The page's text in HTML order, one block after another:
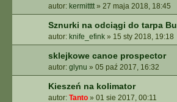
autor: kermitttt» 27 maja 2018, 18:45
Sznurki na odciągi do tarpa
autor: knife_efink » 15 sty 2018, 19:18
sklejkowe canoe prospector
autor: glynu » 05 paź 2017, 16:32
Kieszeń na kolimator
autor: Tanto » 01 sie 2017, 00:11